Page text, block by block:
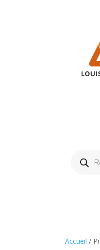
produits
Accueil /